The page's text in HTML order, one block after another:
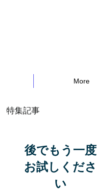
More
特集記事
後でもう一度
お試しくださ
い